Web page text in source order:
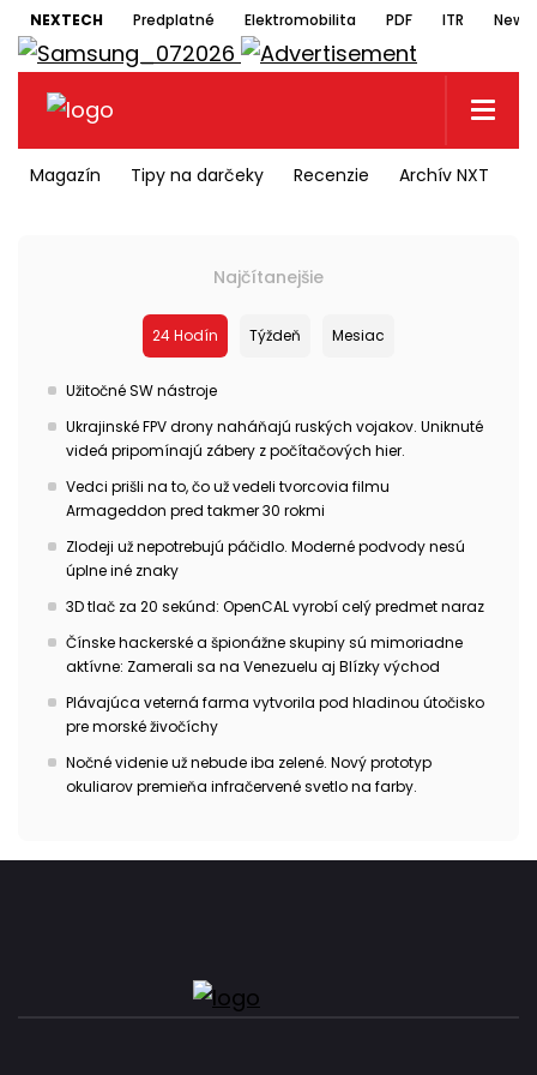
NEXTECH Predplatné Elektromobilita PDF ITR
Magazín Tipy na darčeky Recenzie Archív NXT
Najčítanejšie
24 Hodín Týždeň Mesiac
Užitočné SW nástroje
Ukrajinské FPV drony naháňajú ruských vojakov. Uniknuté
videá pripomínajú zábery z počítačových hier.
Vedci prišli na to, čo už vedeli tvorcovia filmu
Armageddon pred takmer 30 rokmi
Zlodeji už nepotrebujú páčidlo. Moderné podvody nesú
úplne iné znaky
3D tlač za 20 sekúnd: OpenCAL vyrobí celý predmet naraz
Čínske hackerské a špionážne skupiny sú mimoriadne
aktívne: Zamerali sa na Venezuelu aj Blízky východ
Plávajúca veterná farma vytvorila pod hladinou útočisko
pre morské živočíchy
Nočné videnie už nebude iba zelené. Nový prototyp
okuliarov premieňa infračervené svetlo na farby.